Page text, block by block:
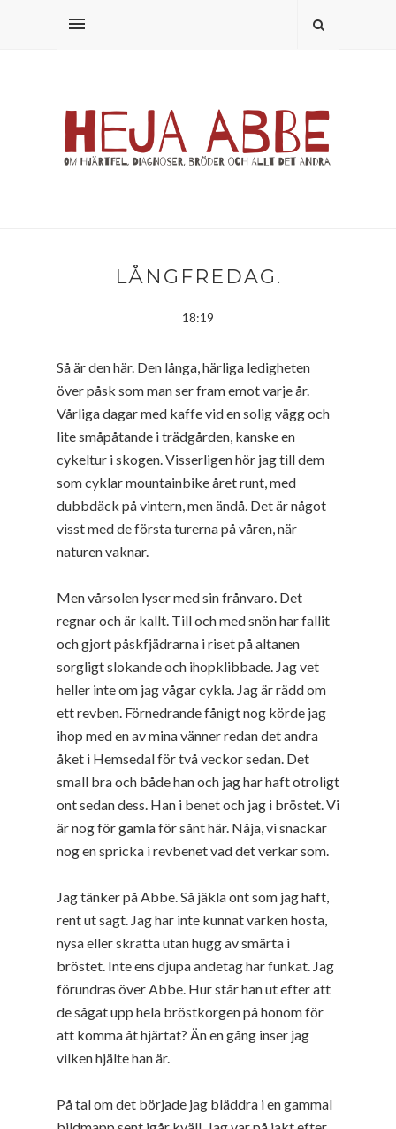
LÅNGFREDAG.
18:19
Så är den här. Den långa, härliga ledigheten
över påsk som man ser fram emot varje år.
Vårliga dagar med kaffe vid en solig vägg och
lite småpåtande i trädgården, kanske en
cykeltur i skogen. Visserligen hör jag till dem
som cyklar mountainbike året runt, med
dubbdäck på vintern, men ändå. Det är något
visst med de första turerna på våren, när
naturen vaknar.
Men vårsolen lyser med sin frånvaro. Det
regnar och är kallt. Till och med snön har fallit
och gjort påskfjädrarna i riset på altanen
sorgligt slokande och ihopklibbade. Jag vet
heller inte om jag vågar cykla. Jag är rädd om
ett revben. Förnedrande fånigt nog körde jag
ihop med en av mina vänner redan det andra
åket i Hemsedal för två veckor sedan. Det
small bra och både han och jag har haft otroligt
ont sedan dess. Han i benet och jag i bröstet. Vi
är nog för gamla för sånt här. Nåja, vi snackar
nog en spricka i revbenet vad det verkar som.
Jag tänker på Abbe. Så jäkla ont som jag haft,
rent ut sagt. Jag har inte kunnat varken hosta,
nysa eller skratta utan hugg av smärta i
bröstet. Inte ens djupa andetag har funkat. Jag
förundras över Abbe. Hur står han ut efter att
de sågat upp hela bröstkorgen på honom för
att komma åt hjärtat? Än en gång inser jag
vilken hjälte han är.
På tal om det började jag bläddra i en gammal